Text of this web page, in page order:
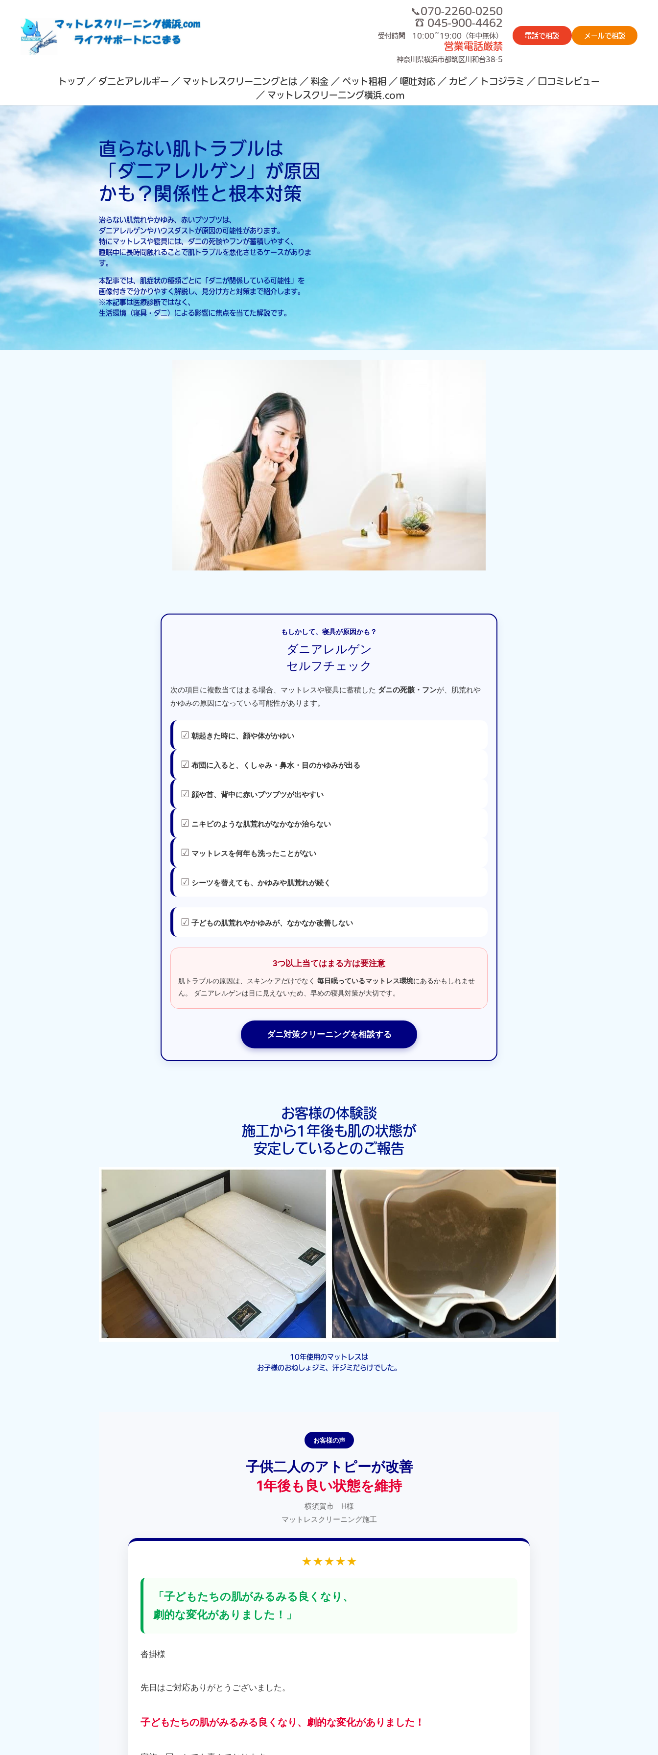
📞070-2260-0250
☎ 045-900-4462
受付時間 10:00~19:00（年中無休）
営業電話厳禁
神奈川県横浜市都筑区川和台38-5
電話で相談 メールで相談
トップ ダニとアレルギー マットレスクリーニングとは 料金 ペット粗相 嘔吐対応 カビ トコジラミ
口コミレビュー
マットレスクリーニング横浜.com
直らない肌トラブルは
「ダニアレルゲン」が原因
かも？関係性と根本対策
治らない肌荒れやかゆみ、赤いブツブツは、
ダニアレルゲンやハウスダストが原因の可能性があります。
特にマットレスや寝具には、ダニの死骸やフンが蓄積しやすく、
睡眠中に長時間触れることで肌トラブルを悪化させるケースがありま
す。
本記事では、肌症状の種類ごとに「ダニが関係している可能性」を
画像付きで分かりやすく解説し、見分け方と対策まで紹介します。
※本記事は医療診断ではなく、
生活環境（寝具・ダニ）による影響に焦点を当てた解説です。
もしかして、寝具が原因かも？
ダニアレルゲン
セルフチェック
次の項目に複数当てはまる場合、マットレスや寝具に蓄積した ダニの死骸・フンが、肌荒れや
かゆみの原因になっている可能性があります。
☑ 朝起きた時に、顔や体がかゆい
☑ 布団に入ると、くしゃみ・鼻水・目のかゆみが出る
☑ 顔や首、背中に赤いブツブツが出やすい
☑ ニキビのような肌荒れがなかなか治らない
☑ マットレスを何年も洗ったことがない
☑ シーツを替えても、かゆみや肌荒れが続く
☑ 子どもの肌荒れやかゆみが、なかなか改善しない
3つ以上当てはまる方は要注意
肌トラブルの原因は、スキンケアだけでなく 毎日眠っているマットレス環境にあるかもしれませ
ん。 ダニアレルゲンは目に見えないため、早めの寝具対策が大切です。
ダニ対策クリーニングを相談する
お客様の体験談
施工から1年後も肌の状態が
安定しているとのご報告
10年使用のマットレスは
お子様のおねしょジミ、汗ジミだらけでした。
お客様の声
子供二人のアトピーが改善
1年後も良い状態を維持
横須賀市 H様
マットレスクリーニング施工
★★★★★
「子どもたちの肌がみるみる良くなり、
劇的な変化がありました！」
沓掛様
先日はご対応ありがとうございました。
子どもたちの肌がみるみる良くなり、劇的な変化がありました！